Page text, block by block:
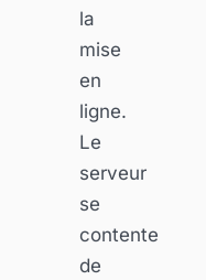
la
mise
en
ligne.
Le
serveur
se
contente
de